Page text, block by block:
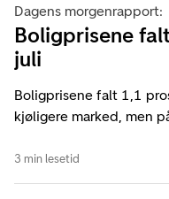
Dagens morgenrapport:
Boligprisene
juli
Boligprisene falt 1,1
kjøligere marked, men
3 min lesetid